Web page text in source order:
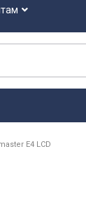
E4 LCD